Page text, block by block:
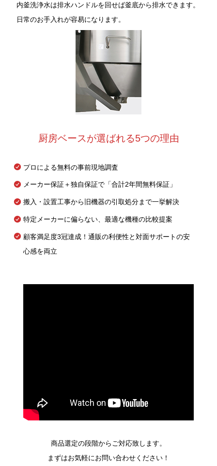
内釜洗浄水は排水ハンドルを回せば釜底から排水できます。
日常のお手入れが容易になります。
厨房ベースが選ばれる5つの理由
プロによる無料の事前現地調査
メーカー保証＋独自保証で「合計2年間無料保証」
搬入・設置工事から旧機器の引取処分まで一挙解決
特定メーカーに偏らない、最適な機種の比較提案
顧客満足度3冠達成！通販の利便性と対面サポートの安
心感を両立
商品選定の段階からご対応致します。
まずはお気軽にお問い合わせください！